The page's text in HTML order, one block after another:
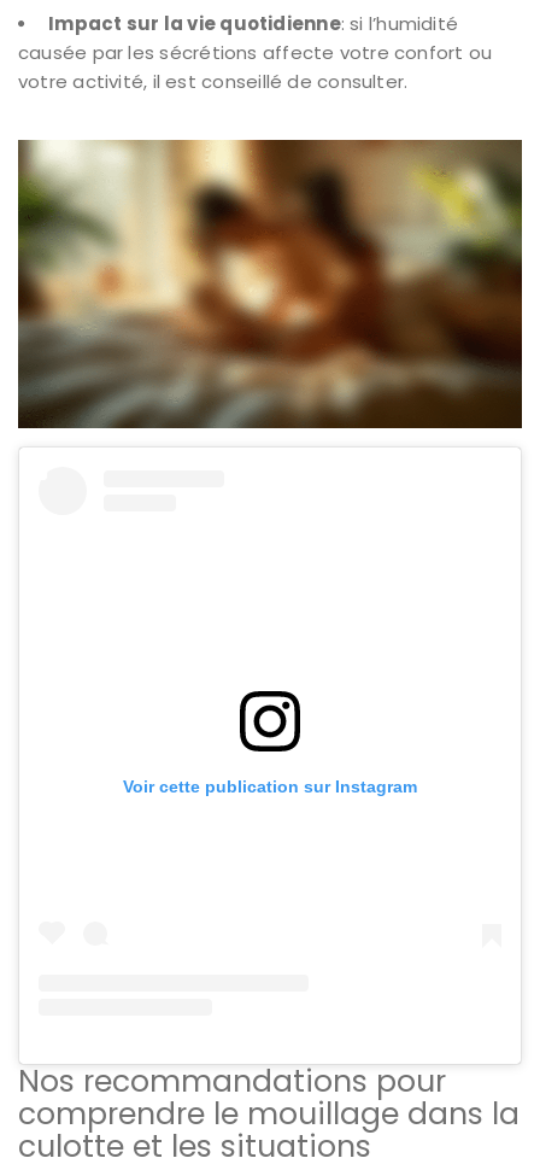
Impact sur la vie quotidienne: si l’humidité
causée par les sécrétions affecte votre confort ou
votre activité, il est conseillé de consulter.
Voir cette publication sur Instagram
Nos recommandations pour
comprendre le mouillage dans la
culotte et les situations